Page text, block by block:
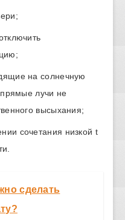
на солнечную
лучи не
высыхания;
сочетания низкой t
сделать